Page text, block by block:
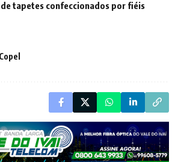
tapetes confeccionados por fiéis
Copel